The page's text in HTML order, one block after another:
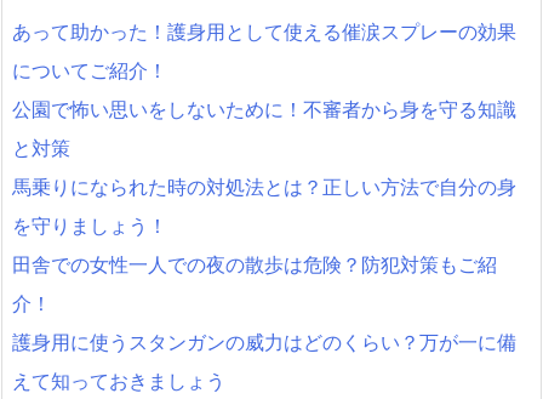
あって助かった！護身用として使える催涙スプレーの効果
についてご紹介！
公園で怖い思いをしないために！不審者から身を守る知識
と対策
馬乗りになられた時の対処法とは？正しい方法で自分の身
を守りましょう！
田舎での女性一人での夜の散歩は危険？防犯対策もご紹
介！
護身用に使うスタンガンの威力はどのくらい？万が一に備
えて知っておきましょう